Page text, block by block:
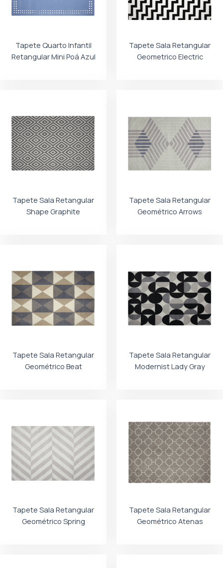
Tapete Quarto Infantil
Retangular Mini Poá Azul
Tapete Sala Retangular
Geometrico Electric
Tapete Sala Retangular
Shape Graphite
Tapete Sala Retangular
Geométrico Arrows
Tapete Sala Retangular
Geométrico Beat
Tapete Sala Retangular
Modernist Lady Gray
Tapete Sala Retangular
Geométrico Spring
Tapete Sala Retangular
Geométrico Atenas